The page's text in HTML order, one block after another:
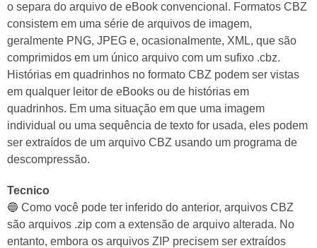
o separa do arquivo de eBook convencional. Formatos CBZ
consistem em uma série de arquivos de imagem,
geralmente PNG, JPEG e, ocasionalmente, XML, que são
comprimidos em um único arquivo com um sufixo .cbz.
Histórias em quadrinhos no formato CBZ podem ser vistas
em qualquer leitor de eBooks ou de histórias em
quadrinhos. Em uma situação em que uma imagem
individual ou uma sequência de texto for usada, eles podem
ser extraídos de um arquivo CBZ usando um programa de
descompressão.
Tecnico
🔵 Como você pode ter inferido do anterior, arquivos CBZ
são arquivos .zip com a extensão de arquivo alterada. No
entanto, embora os arquivos ZIP precisem ser extraídos